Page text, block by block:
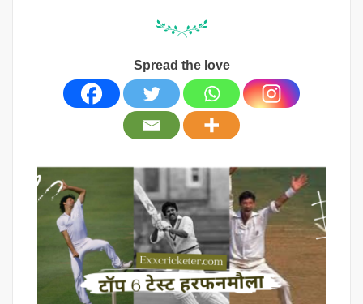
Spread the love